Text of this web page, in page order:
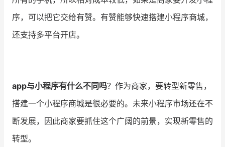
序，可以把它交给有赞。有赞能够快速搭建小程序商城，
还支持多平台开店。
app与小程序有什么不同吗？作为商家，要转型新零售，
搭建一个小程序商城是很必要的。未来小程序市场还在不
断发展，因此商家要抓住这个广阔的前景，实现新零售的
转型。